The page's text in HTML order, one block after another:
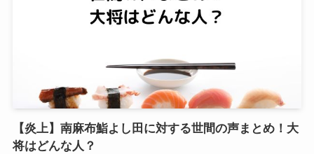
【炎上】南麻布鮨よし田に対する世間の声まとめ！大
将はどんな人？